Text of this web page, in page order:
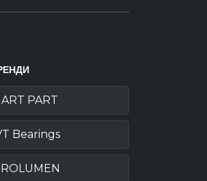
PART
Bearings